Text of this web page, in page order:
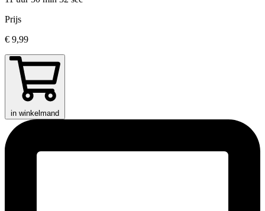
Prijs
€ 9,99
in winkelmand